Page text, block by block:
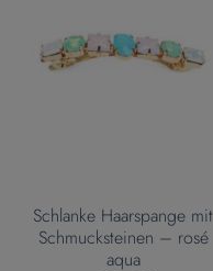
Schlanke Haarspange mit
Schmucksteinen – rosé
aqua